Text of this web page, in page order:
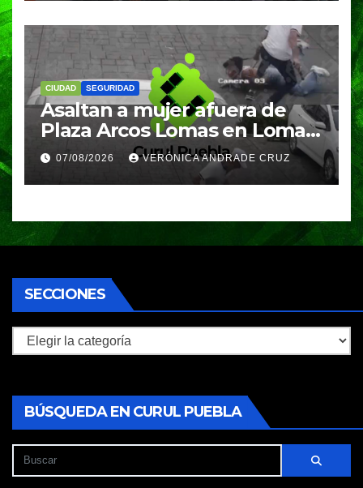
CIUDAD SEGURIDAD
Asaltan a mujer afuera de
Plaza Arcos Lomas en Lomas
de Angelópolis; delincuentes
huyeron en auto
07/08/2026 VERÓNICA ANDRADE CRUZ
SECCIONES
Secciones
BÚSQUEDA EN CURUL PUEBLA